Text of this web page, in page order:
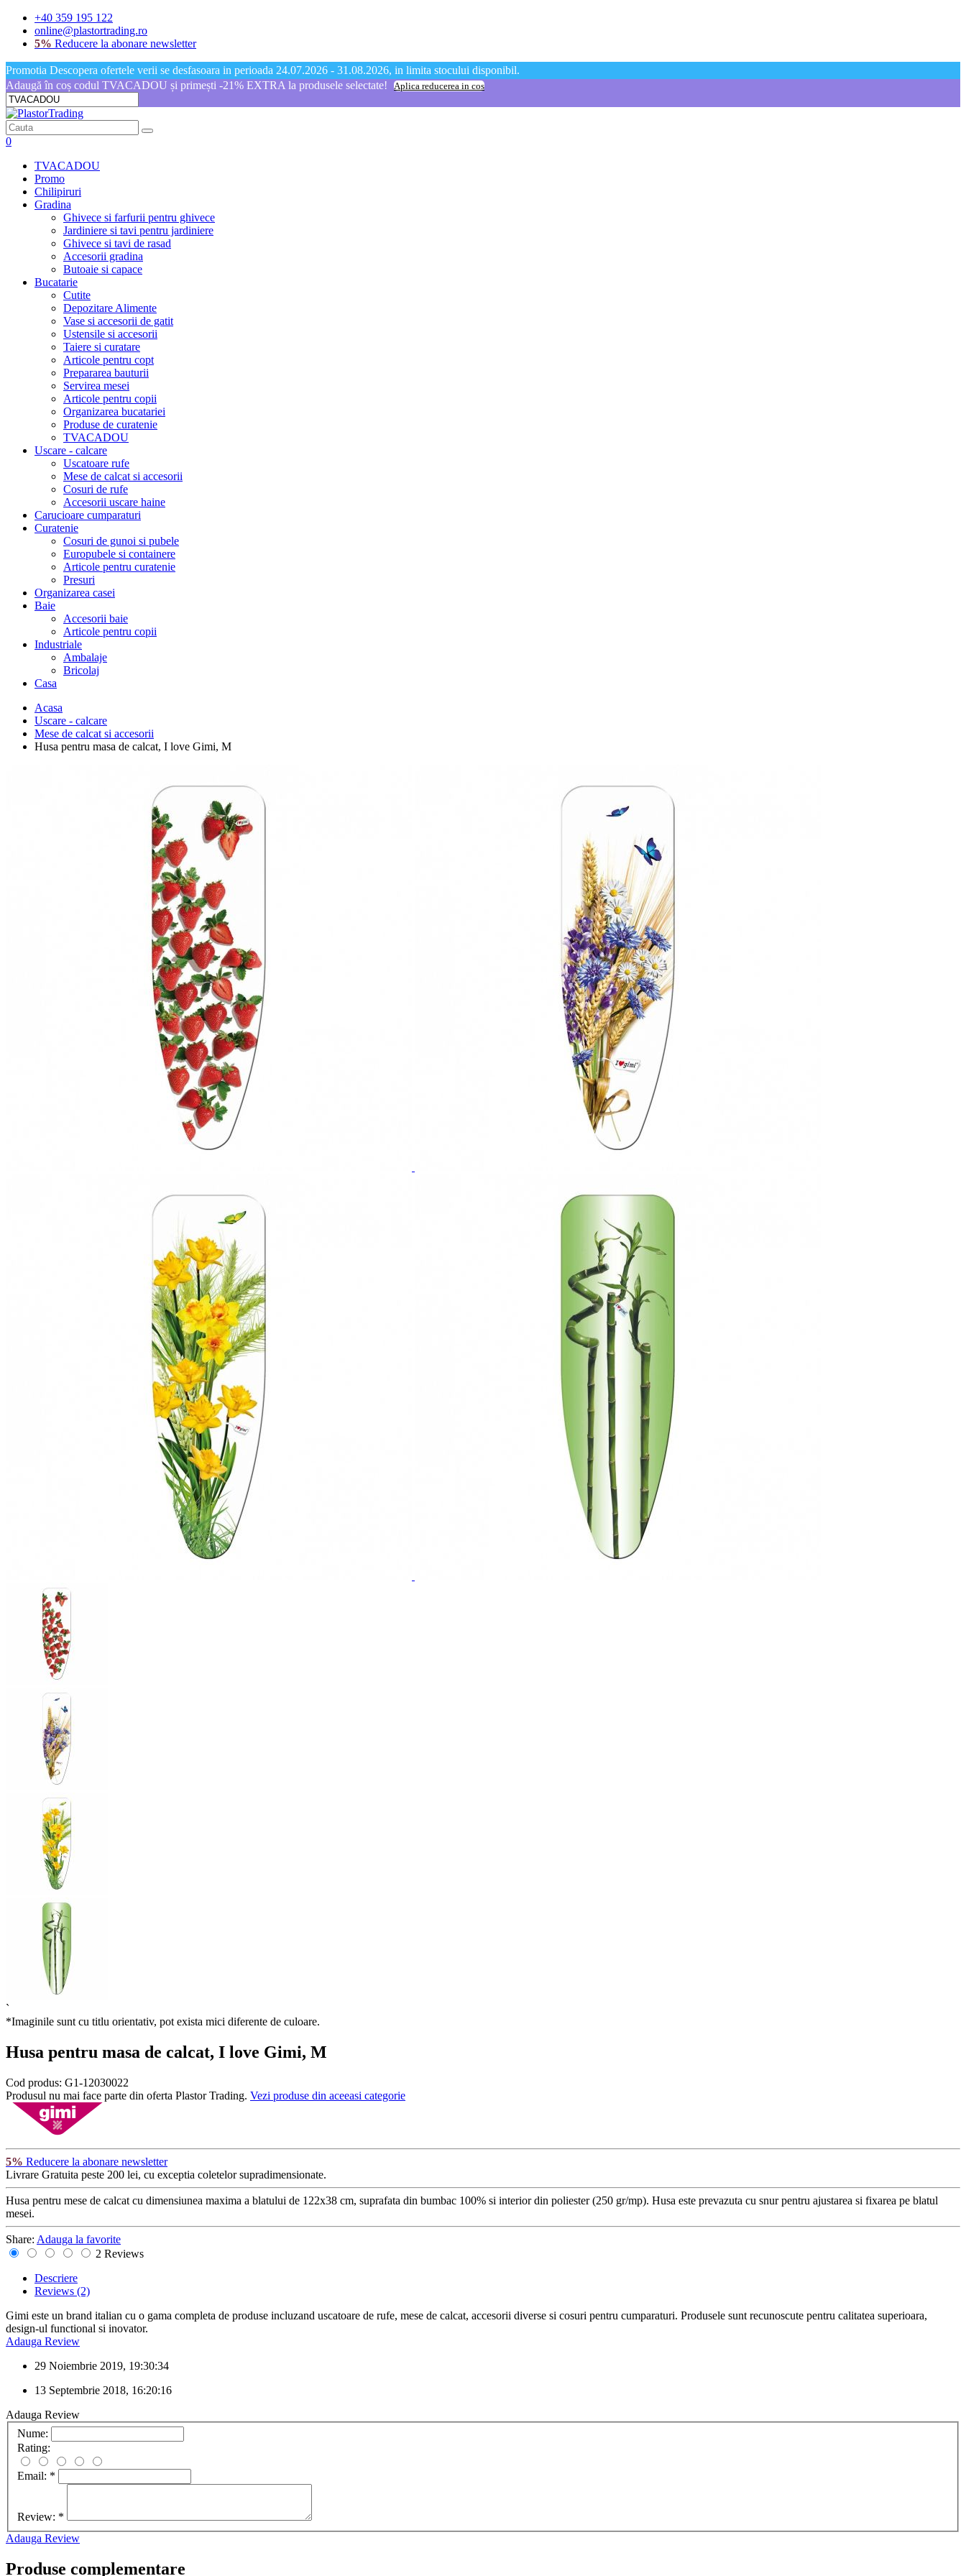
+40 359 195 122
online@plastortrading.ro
5% Reducere la abonare newsletter
Promotia Descopera ofertele verii se desfasoara in perioada 24.07.2026 - 31.08.2026, in limita stocului disponibil.
Adaugă în coș codul TVACADOU și primești -21% EXTRA la produsele selectate!
Aplica reducerea in cos
0
TVACADOU
Promo
Chilipiruri
Gradina
Ghivece si farfurii pentru ghivece
Jardiniere si tavi pentru jardiniere
Ghivece si tavi de rasad
Accesorii gradina
Butoaie si capace
Bucatarie
Cutite
Depozitare Alimente
Vase si accesorii de gatit
Ustensile si accesorii
Taiere si curatare
Articole pentru copt
Prepararea bauturii
Servirea mesei
Articole pentru copii
Organizarea bucatariei
Produse de curatenie
TVACADOU
Uscare - calcare
Uscatoare rufe
Mese de calcat si accesorii
Cosuri de rufe
Accesorii uscare haine
Carucioare cumparaturi
Curatenie
Cosuri de gunoi si pubele
Europubele si containere
Articole pentru curatenie
Presuri
Organizarea casei
Baie
Accesorii baie
Articole pentru copii
Industriale
Ambalaje
Bricolaj
Casa
Acasa
Uscare - calcare
Mese de calcat si accesorii
Husa pentru masa de calcat, I love Gimi, M
`
*Imaginile sunt cu titlu orientativ, pot exista mici diferente de culoare.
Husa pentru masa de calcat, I love Gimi, M
Cod produs: G1-12030022
Produsul nu mai face parte din oferta Plastor Trading. Vezi produse din aceeasi categorie
5% Reducere la abonare newsletter
Livrare Gratuita peste 200 lei, cu exceptia coletelor supradimensionate.
Husa pentru mese de calcat cu dimensiunea maxima a blatului de 122x38 cm, suprafata din bumbac 100% si interior din poliester (250 gr/mp). Husa este prevazuta cu snur pentru ajustarea si fixarea pe blatul
mesei.
Share: Adauga la favorite
2 Reviews
Descriere
Reviews (2)
Gimi este un brand italian cu o gama completa de produse incluzand uscatoare de rufe, mese de calcat, accesorii diverse si cosuri pentru cumparaturi. Produsele sunt recunoscute pentru calitatea superioara,
design-ul functional si inovator.
Adauga Review
29 Noiembrie 2019, 19:30:34
13 Septembrie 2018, 16:20:16
Adauga Review
Nume:
Rating:
Email: *
Review: *
Adauga Review
Produse complementare